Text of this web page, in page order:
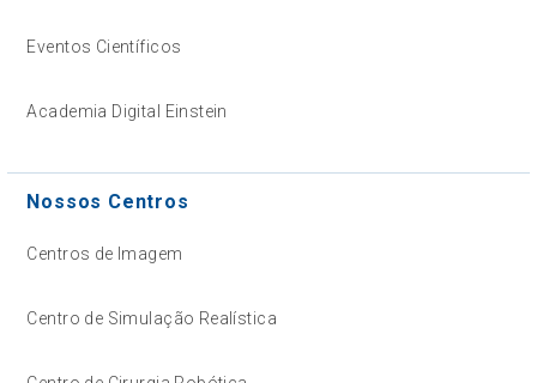
Eventos Científicos
Academia Digital Einstein
Nossos Centros
Centros de Imagem
Centro de Simulação Realística